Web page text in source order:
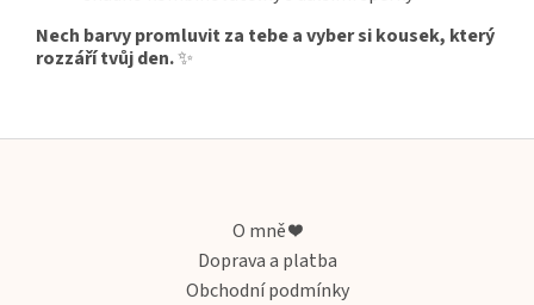
Nech barvy promluvit za tebe a vyber si kousek, který
rozzáří tvůj den.✨
Z
O mně ❤️
Doprava a platba
Obchodní podmínky